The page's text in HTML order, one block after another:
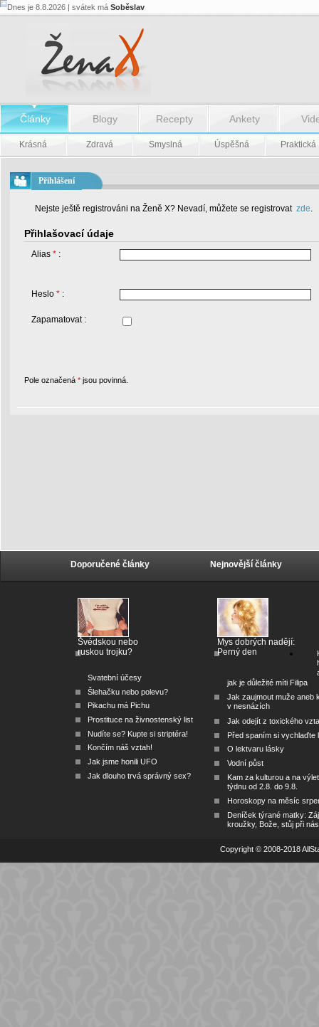
Dnes je 8.8.2026 | svátek má Soběslav
Články Blogy Recepty Ankety
Krásná Zdravá Smyslná Úspěšná Praktická
Přihlášení
Nejste ještě registrováni na Ženě X? Nevadí, můžete se registrovat zde.
Přihlašovací údaje
Alias * :
Heslo * :
Zapamatovat :
Pole označená * jsou povinná.
Doporučené články
Švédskou nebo
ruskou trojku?
Svatební účesy
Šlehačku nebo polevu?
Pikachu má Pichu
Prostituce na živnostenský list
Nudíte se? Kupte si striptéra!
Končím náš vztah!
Jak jsme honili UFO
Jak dlouho trvá správný sex?
Nejnovější články
Mys dobrých nadějí:
Perný den
jak je důležité míti Filipa
Jak zaujmout muže aneb
v nesnázích
Jak odejít z toxického
Před spaním si vychlaďte
O lektvaru lásky
Vodní půst
Kam za kulturou a na
týdnu od 2.8. do 9.8.
Horoskopy na měsíc
Deníček týrané matky:
kroužky, Bože, stůj při nás
Copyright © 2008-2018